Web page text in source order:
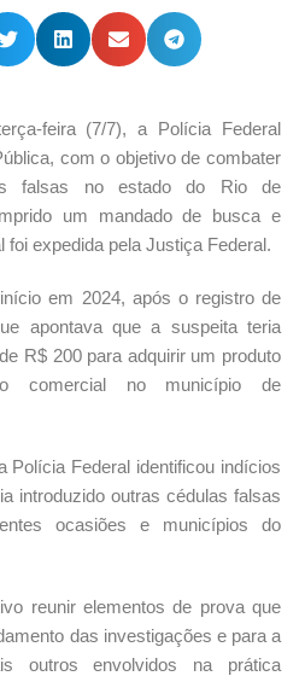
feira (7/7), a Polícia Federal
com o objetivo de combater
falsas no estado do Rio de
um mandado de busca e
foi expedida pela Justiça Federal.
em 2024, após o registro de
apontava que a suspeita teria
R$ 200 para adquirir um produto
comercial no município de
Polícia Federal identificou indícios
introduzido outras cédulas falsas
ocasiões e municípios do
reunir elementos de prova que
das investigações e para a
outros envolvidos na prática